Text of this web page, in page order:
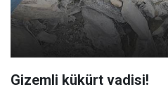
Gizemli kükürt vadisi!